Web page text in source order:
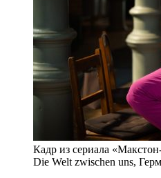
Кадр из сериала
Die Welt zwischen uns,